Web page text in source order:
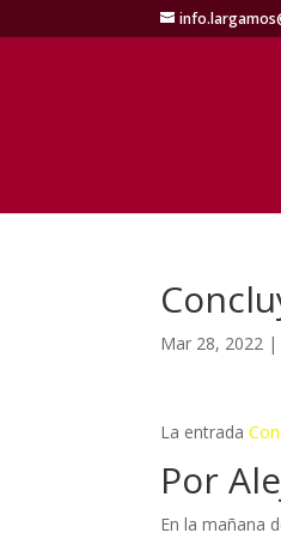
Mar 28, 2022 |
La entrada
Por
En la mañana